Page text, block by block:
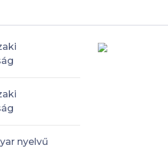
nyelvű